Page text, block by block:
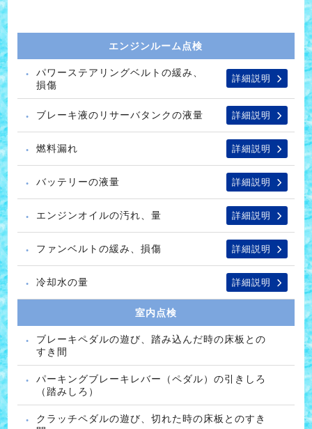
エンジンルーム点検
パワーステアリングベルトの緩み、
損傷
詳細説明
ブレーキ液のリサーバタンクの液量 詳細説明
燃料漏れ 詳細説明
バッテリーの液量 詳細説明
エンジンオイルの汚れ、量 詳細説明
ファンベルトの緩み、損傷 詳細説明
冷却水の量 詳細説明
室内点検
ブレーキペダルの遊び、踏み込んだ時の床板との
すき間
パーキングブレーキレバー（ペダル）の引きしろ
（踏みしろ）
クラッチペダルの遊び、切れた時の床板とのすき